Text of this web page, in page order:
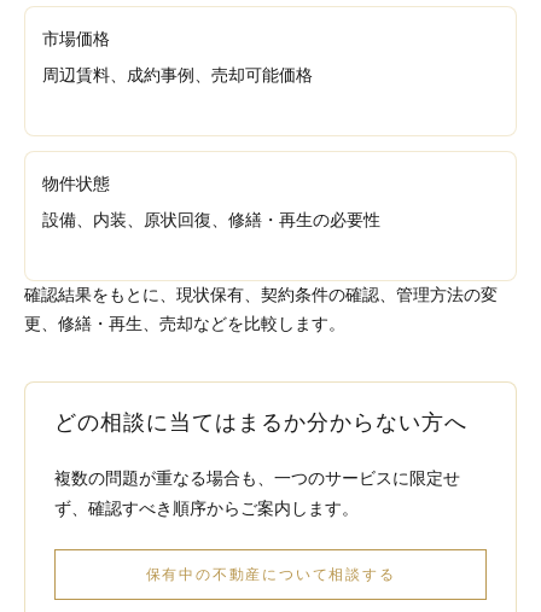
市場価格
周辺賃料、成約事例、売却可能価格
物件状態
設備、内装、原状回復、修繕・再生の必要性
確認結果をもとに、現状保有、契約条件の確認、管理方法の変
更、修繕・再生、売却などを比較します。
どの相談に当てはまるか分からない方へ
複数の問題が重なる場合も、一つのサービスに限定せ
ず、確認すべき順序からご案内します。
保有中の不動産について相談する